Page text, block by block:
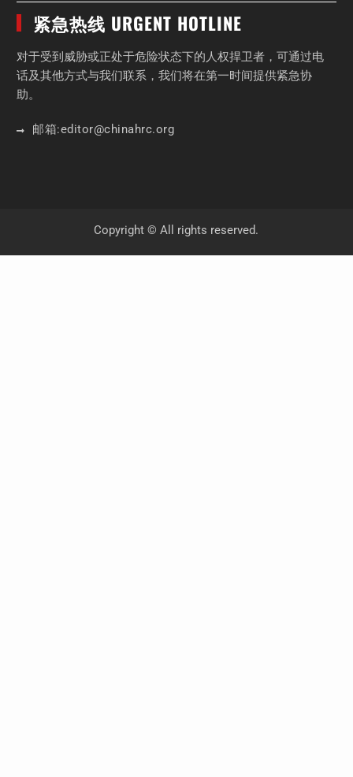
紧急热线 URGENT HOTLINE
对于受到威胁或正处于危险状态下的人权捍卫者，可通过电
话及其他方式与我们联系，我们将在第一时间提供紧急协
助。
邮箱:editor@chinahrc.org
Copyright © All rights reserved.